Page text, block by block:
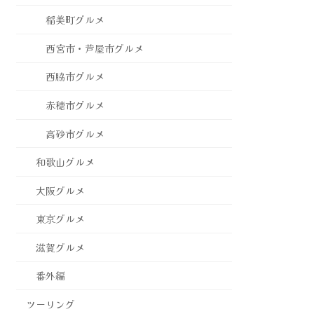
稲美町グルメ
西宮市・芦屋市グルメ
西脇市グルメ
赤穂市グルメ
高砂市グルメ
和歌山グルメ
大阪グルメ
東京グルメ
滋賀グルメ
番外編
ツーリング